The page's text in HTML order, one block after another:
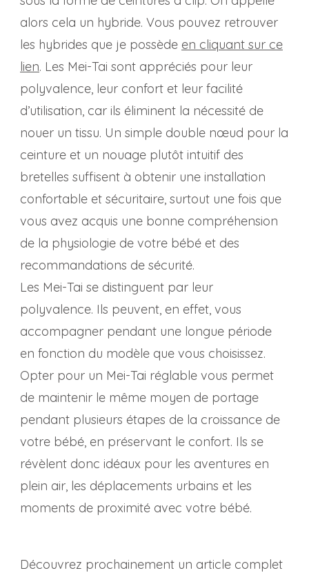
alors cela un hybride. Vous pouvez retrouver
les hybrides que je possède en cliquant sur ce
lien. Les Mei-Tai sont appréciés pour leur
polyvalence, leur confort et leur facilité
d’utilisation, car ils éliminent la nécessité de
nouer un tissu. Un simple double nœud pour la
ceinture et un nouage plutôt intuitif des
bretelles suffisent à obtenir une installation
confortable et sécuritaire, surtout une fois que
vous avez acquis une bonne compréhension
de la physiologie de votre bébé et des
recommandations de sécurité.
Les Mei-Tai se distinguent par leur
polyvalence. Ils peuvent, en effet, vous
accompagner pendant une longue période
en fonction du modèle que vous choisissez.
Opter pour un Mei-Tai réglable vous permet
de maintenir le même moyen de portage
pendant plusieurs étapes de la croissance de
votre bébé, en préservant le confort. Ils se
révèlent donc idéaux pour les aventures en
plein air, les déplacements urbains et les
moments de proximité avec votre bébé.
Découvrez prochainement un article complet